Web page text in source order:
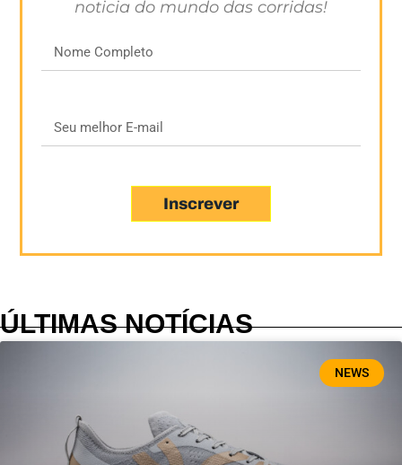
noticia do mundo das corridas!
Inscrever
ÚLTIMAS NOTÍCIAS
NEWS